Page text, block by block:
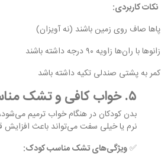
نکات کاربردی:
پاها صاف روی زمین باشند (نه آویزان)
زانوها با ران‌ها زاویه ۹۰ درجه داشته باشند
کمر به پشتی صندلی تکیه داشته باشد
۵. خواب کافی و تشک مناسب
بدن کودکان در هنگام خواب ترمیم می‌شود،
نرم یا خیلی سفت می‌تواند باعث افزایش
✅ویژگی‌های تشک مناسب کودک: